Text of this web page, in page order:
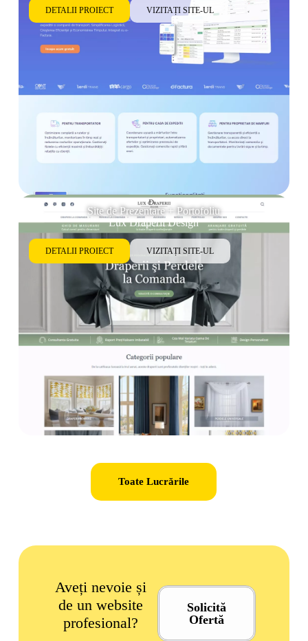
DETALII PROIECT VIZITAȚI SITE-UL
Site de Prezentare + Portofoliu
Lux Draperii Design
DETALII PROIECT VIZITAȚI SITE-UL
Toate Lucrările
Aveți nevoie și
de un website
profesional?
Solicită
Ofertă